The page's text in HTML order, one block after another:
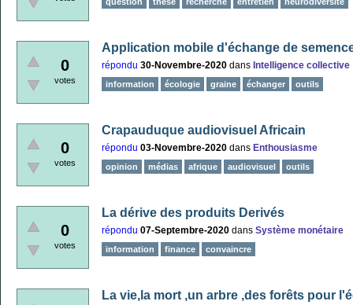
0
votes
Application mobile d'échange de
répondu 30-Novembre-2020 dans Intelligence collective
information écologie graine échanger outils
0
votes
Crapauduque audiovisuel Africain
répondu 03-Novembre-2020 dans Enthousiasme
opinion médias afrique audiovisuel outils
0
votes
La dérive des produits Derivés
répondu 07-Septembre-2020 dans Système monétaire
information finance convaincre
La vie,la mort ,un arbre ,des forêts pour